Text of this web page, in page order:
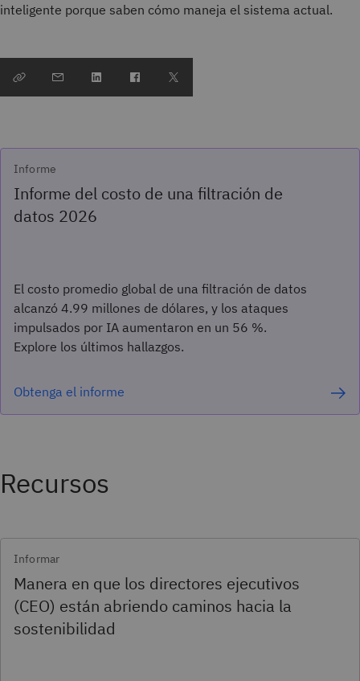
inteligente porque saben cómo maneja el sistema actual.
Informe
Informe del costo de una filtración de
datos 2026
El costo promedio global de una filtración de datos
alcanzó 4.99 millones de dólares, y los ataques
impulsados por IA aumentaron en un 56 %.
Explore los últimos hallazgos.
Obtenga el informe
Recursos
Informar
Manera en que los directores ejecutivos
(CEO) están abriendo caminos hacia la
sostenibilidad